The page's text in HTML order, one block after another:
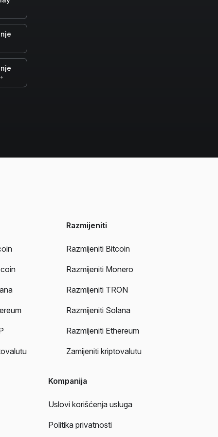
Razmijeniti
Razmijeniti Bitcoin
Razmijeniti Monero
Razmijeniti TRON
Razmijeniti Solana
Razmijeniti Ethereum
Zamijeniti kriptovalutu
Kompanija
Uslovi korišćenja usluga
Politika privatnosti